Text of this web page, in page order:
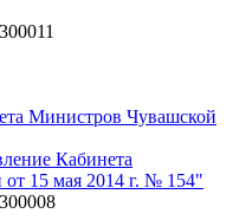
Министров Чувашской
Кабинета
15 мая 2014 г. № 154"